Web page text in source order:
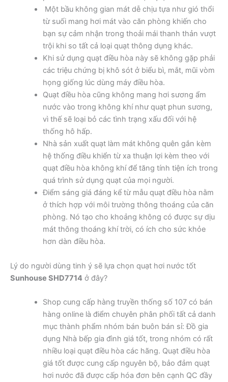
Một bầu không gian mát dễ chịu tựa như gió thổi
từ suối mang hơi mát vào căn phòng khiến cho
bạn sự cảm nhận trong thoải mái thanh thản vượt
trội khi so tất cả loại quạt thông dụng khác.
Khi sử dụng quạt điều hòa này sẽ không gặp phải
các triệu chứng bị khô sót ở biểu bì, mắt, mũi vòm
họng giống lúc dùng máy điều hòa.
Quạt điều hòa cũng không mang hơi sương ẩm
nước vào trong không khí như quạt phun sương,
vì thế sẽ loại bỏ các tình trạng xấu đối với hệ
thống hô hấp.
Nhà sản xuất quạt làm mát không quên gắn kèm
hệ thống điều khiển từ xa thuận lợi kèm theo với
quạt điều hòa không khí để tăng tính tiện ích trong
quá trình sử dụng quạt của mọi người.
Điểm sáng giá đáng kể từ mẫu quạt điều hòa nằm
ở thích hợp với môi trường thông thoáng của căn
phòng. Nó tạo cho khoảng không có được sự dịu
mát thông thoáng khí trời, có ích cho sức khỏe
hơn dàn điều hòa.
Lý do người dùng tinh ý sẽ lựa chọn quạt hơi nước tốt
Sunhouse SHD7714 ở đây?
Shop cung cấp hàng truyền thống số 107 có bán
hàng online là điểm chuyên phân phối tất cả danh
mục thành phẩm nhóm bán buôn bán sỉ: Đồ gia
dụng Nhà bếp gia đình giá tốt, trong nhóm có rất
nhiều loại quạt điều hòa các hãng. Quạt điều hòa
giá tốt được cung cấp nguyên bộ, bảo đảm quạt
hơi nước đã được cấp hóa đơn bên cạnh QC đầy